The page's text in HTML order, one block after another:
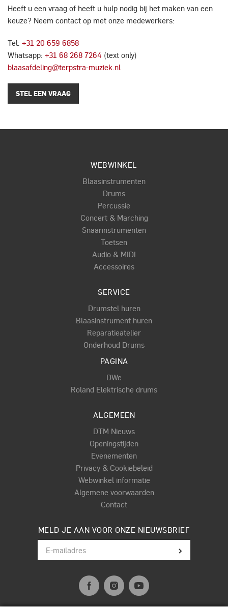
Heeft u een vraag of heeft u hulp nodig bij het maken van een
keuze? Neem contact op met onze medewerkers:
Tel: +31 20 659 6858
Whatsapp: +31 68 268 7264 (text only)
blaasafdeling@terpstra-muziek.nl
STEL EEN VRAAG
WEBWINKEL
Blaasinstrumenten
Drums
Percussie
Concert & Marching
Snaarinstrumenten
Toetsen
Audio & MIDI
Accessoires
SERVICE
Drumstel huren
Blaasinstrument huren
Reparatieatelier
Onderhoud Drums
PAGINA
DWe
Roland Elektrische drums
ALGEMEEN
DTM Nieuws
Openingstijden
Evenementen
Privacy & Cookiebeleid
Webwinkel informatie
Algemene voorwaarden
Contact
MELD JE AAN VOOR ONZE NIEUWSBRIEF